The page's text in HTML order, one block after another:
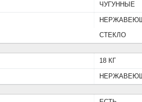
ЧУГУННЫЕ
СТЕКЛО
18 КГ